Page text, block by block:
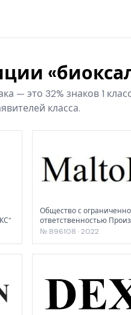
— это 32% знаков 1
класса.
Общество с
ответственностью
объединение
№ 896108 · 2022